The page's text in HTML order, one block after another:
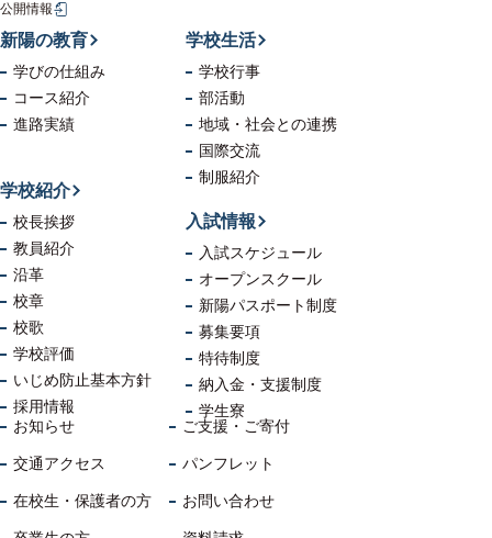
公開情報
新陽の教育
学びの仕組み
コース紹介
進路実績
学校生活
学校行事
部活動
地域・社会との連携
国際交流
制服紹介
学校紹介
校長挨拶
教員紹介
沿革
校章
校歌
学校評価
いじめ防止基本方針
採用情報
入試情報
入試スケジュール
オープンスクール
新陽パスポート制度
募集要項
特待制度
納入金・支援制度
学生寮
お知らせ
交通アクセス
在校生・保護者の方
ご支援・ご寄付
パンフレット
お問い合わせ